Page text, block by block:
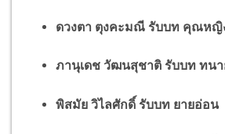
ดวงตา ตุงคะมณี รับบท คุณหญิ
ภานุเดช วัฒนสุชาติ รับบท ทนา
พิสมัย วิไลศักดิ์ รับบท ยายอ่อน